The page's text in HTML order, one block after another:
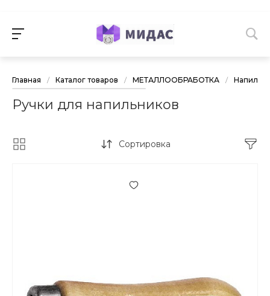
Главная / Каталог товаров / МЕТАЛЛООБРАБОТКА /
Ручки для напильников
Сортировка